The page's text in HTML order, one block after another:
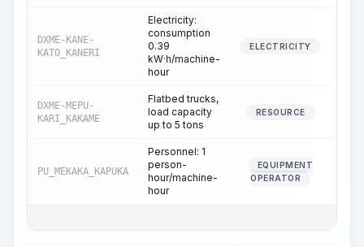
DXME-KANE-
KATO_KANERI
Electricity:
consumption
0.39
kW·h/machine-
hour
ELECTRICITY
DXME-MEPU-
KARI_KAKAME
Flatbed trucks,
load capacity
up to 5 tons
RESOURCE
PU_MEKAKA_KAPUKA
Personnel: 1
person-
hour/machine-
hour
EQUIPMENT
OPERATOR